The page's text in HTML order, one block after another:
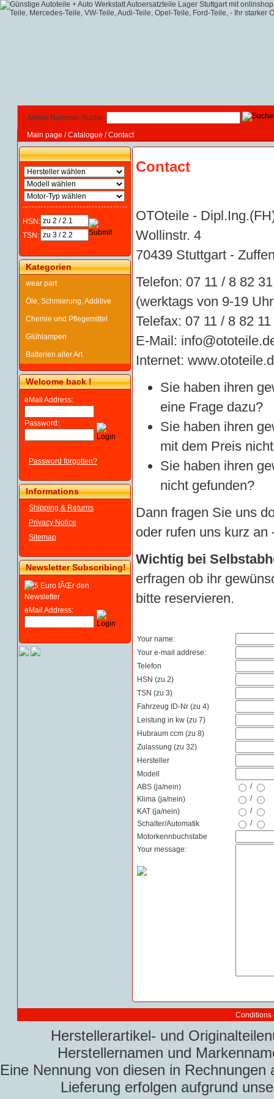
Artikel-Nummer-Suche:
Main page /Catalogue /Contact
HSN:
TSN:
Kategorien
wear part
Öle, Schmierung, Additive
Chemie und Pflegemittel
Glühlampen
Batterien aller Art
Welcome back !
eMail Address:
Password:
Password forgotten?
Informations
Shipping & Returns
Privacy Notice
Sitemap
Newsletter Subscribing!
eMail Address:
Contact
OTOteile -
Wollinstr. 4
70439 Stuttgart -
Telefon: 07 11 / 8 82
(werktags von 9-19
Telefax: 07 11 / 8 82
E-Mail:
Internet:
Sie haben ihren
eine Frage dazu?
Sie haben ihren
mit dem Preis
Sie haben ihren
nicht gefunden?
Dann fragen Sie uns
oder rufen uns kurz an
Wichtig bei
erfragen ob ihr
bitte reservieren.
Your name:
Your e-mail addrese:
Telefon
HSN (zu 2)
TSN (zu 3)
Fahrzeug ID-Nr (zu 4)
Leistung in kw (zu 7)
Hubraum ccm (zu 8)
Zulassung (zu 32)
Hersteller
Modell
ABS (ja/nein)
/
Klima (ja/nein)
/
KAT (ja/nein)
/
Schalter/Automatik
/
Motorkennbuchstabe
Your message:
Conditions
Herstellerartikel- und
Herstellernamen und
Eine Nennung von diesen in
Lieferung erfolgen aufgrund